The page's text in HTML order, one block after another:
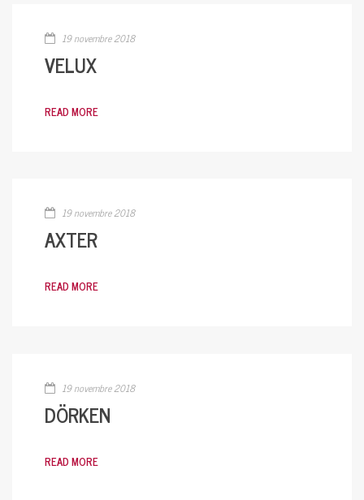
19 novembre 2018
VELUX
READ MORE
19 novembre 2018
AXTER
READ MORE
19 novembre 2018
DÖRKEN
READ MORE